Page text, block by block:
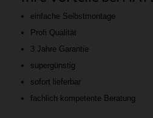
einfache Selbstmontage
Profi Qualität
3 Jahre Garantie
supergünstig
sofort lieferbar
fachlich kompetente Beratung